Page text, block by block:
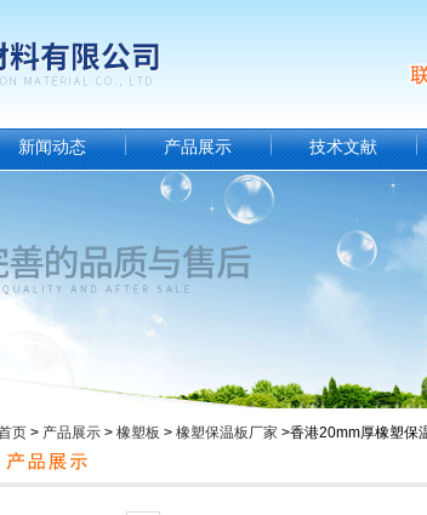
新闻动态 产品展示 技术文献
页 > 产品展示 > 橡塑板 > 橡塑保温板厂家 >香港20mm厚橡塑保